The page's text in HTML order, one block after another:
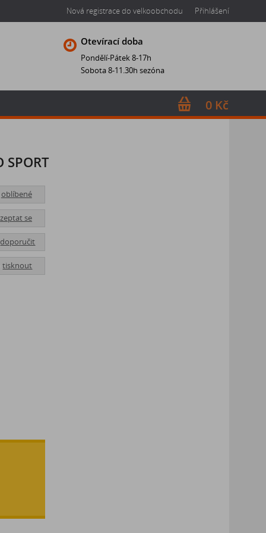
Nová registrace do velkoobchodu Přihlášení
Otevírací doba
Pondělí-Pátek 8-17h
Sobota 8-11.30h sezóna
0 Kč
SPORT
oblíbené
zeptat se
doporučit
tisknout